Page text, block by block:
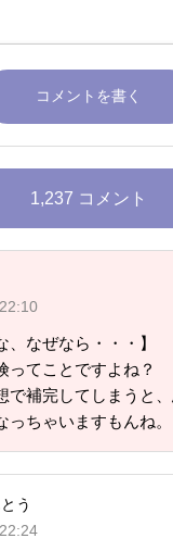
1,237 コメント
、なぜなら・・・】
ってことですよね？
で補完してしまうと
ちゃいますもんね。
う